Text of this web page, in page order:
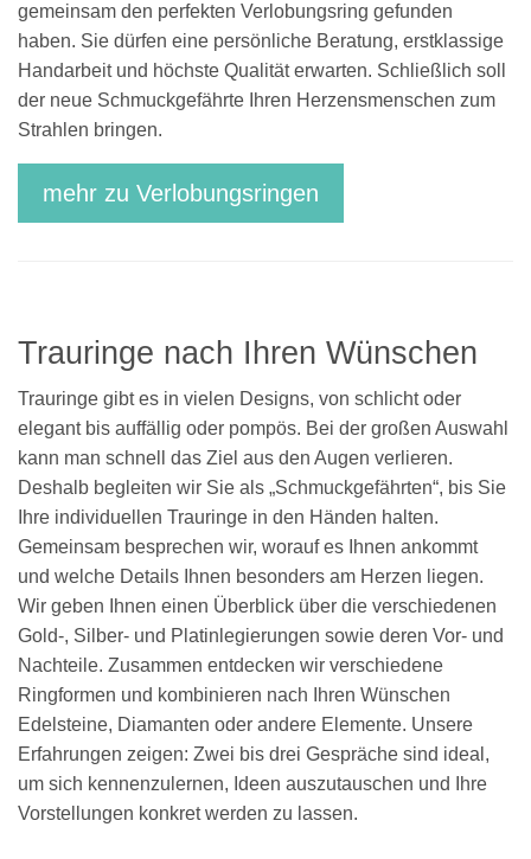
gemeinsam den perfekten Verlobungsring gefunden
haben. Sie dürfen eine persönliche Beratung, erstklassige
Handarbeit und höchste Qualität erwarten. Schließlich soll
der neue Schmuckgefährte Ihren Herzensmenschen zum
Strahlen bringen.
mehr zu Verlobungsringen
Trauringe nach Ihren Wünschen
Trauringe gibt es in vielen Designs, von schlicht oder
elegant bis auffällig oder pompös. Bei der großen Auswahl
kann man schnell das Ziel aus den Augen verlieren.
Deshalb begleiten wir Sie als „Schmuckgefährten“, bis Sie
Ihre individuellen Trauringe in den Händen halten.
Gemeinsam besprechen wir, worauf es Ihnen ankommt
und welche Details Ihnen besonders am Herzen liegen.
Wir geben Ihnen einen Überblick über die verschiedenen
Gold-, Silber- und Platinlegierungen sowie deren Vor- und
Nachteile. Zusammen entdecken wir verschiedene
Ringformen und kombinieren nach Ihren Wünschen
Edelsteine, Diamanten oder andere Elemente. Unsere
Erfahrungen zeigen: Zwei bis drei Gespräche sind ideal,
um sich kennenzulernen, Ideen auszutauschen und Ihre
Vorstellungen konkret werden zu lassen.